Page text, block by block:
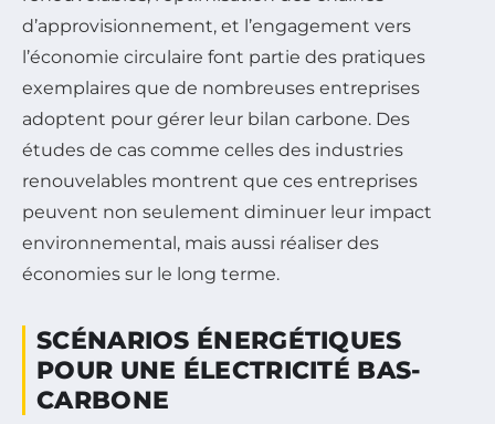
d’approvisionnement, et l’engagement vers
l’économie circulaire font partie des pratiques
exemplaires que de nombreuses entreprises
adoptent pour gérer leur bilan carbone. Des
études de cas comme celles des industries
renouvelables montrent que ces entreprises
peuvent non seulement diminuer leur impact
environnemental, mais aussi réaliser des
économies sur le long terme.
SCÉNARIOS ÉNERGÉTIQUES
POUR UNE ÉLECTRICITÉ BAS-
CARBONE